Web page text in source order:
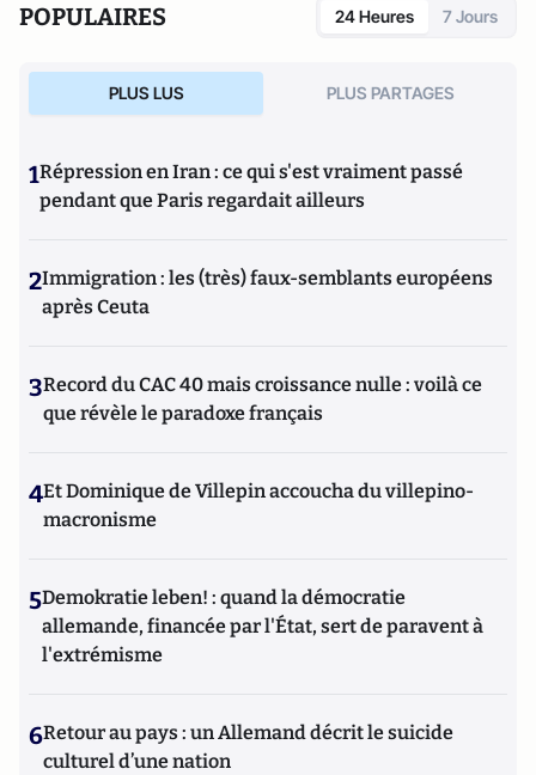
POPULAIRES 24 Heures 7 Jours
PLUS LUS PLUS PARTAGES
1Répression en Iran : ce qui s'est vraiment passé
pendant que Paris regardait ailleurs
2Immigration : les (très) faux-semblants européens
après Ceuta
3Record du CAC 40 mais croissance nulle : voilà ce
que révèle le paradoxe français
4Et Dominique de Villepin accoucha du villepino-
macronisme
5Demokratie leben! : quand la démocratie
allemande, financée par l'État, sert de paravent à
l'extrémisme
6Retour au pays : un Allemand décrit le suicide
culturel d’une nation